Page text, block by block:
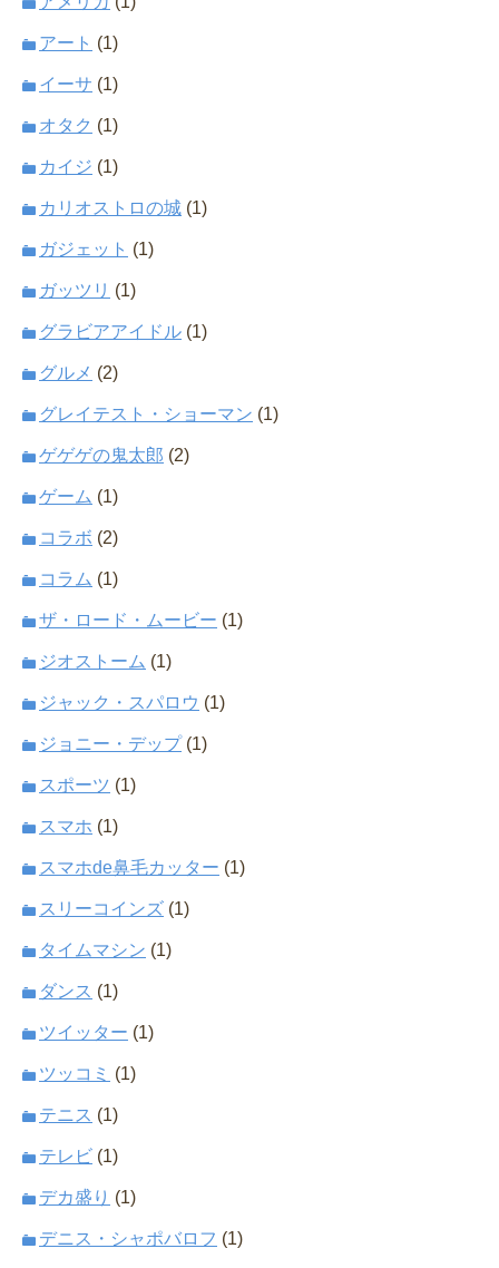
アート (1)
イーサ (1)
オタク (1)
カイジ (1)
カリオストロの城 (1)
ガジェット (1)
ガッツリ (1)
グラビアアイドル (1)
グルメ (2)
グレイテスト・ショーマン (1)
ゲゲゲの鬼太郎 (2)
ゲーム (1)
コラボ (2)
コラム (1)
ザ・ロード・ムービー (1)
ジオストーム (1)
ジャック・スパロウ (1)
ジョニー・デップ(1)
スポーツ (1)
スマホ (1)
スマホde鼻毛カッター (1)
スリーコインズ (1)
タイムマシン (1)
ダンス (1)
ツイッター (1)
ツッコミ (1)
テニス (1)
テレビ (1)
デカ盛り (1)
デニス・シャポバロフ (1)